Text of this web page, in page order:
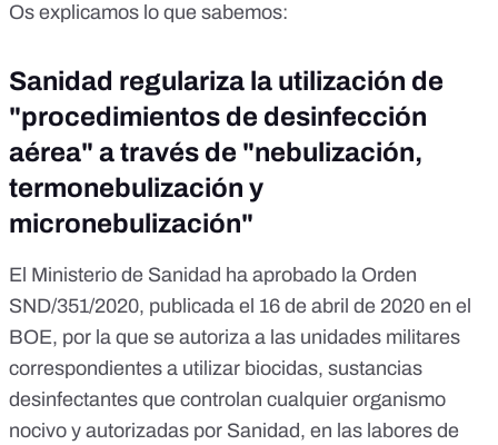
Os explicamos lo que sabemos:
Sanidad regulariza la utilización de
"procedimientos de desinfección
aérea" a través de "nebulización,
termonebulización y
micronebulización"
El Ministerio de Sanidad ha aprobado la Orden
SND/351/2020, publicada el 16 de abril de 2020 en el
BOE, por la que se autoriza a las unidades militares
correspondientes a utilizar biocidas, sustancias
desinfectantes que controlan cualquier organismo
nocivo y autorizadas por Sanidad, en las labores de